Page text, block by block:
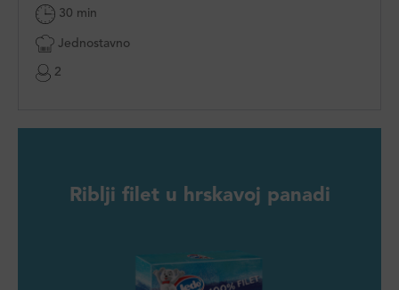
30 min
Jednostavno
2
Riblji filet u hrskavoj panadi